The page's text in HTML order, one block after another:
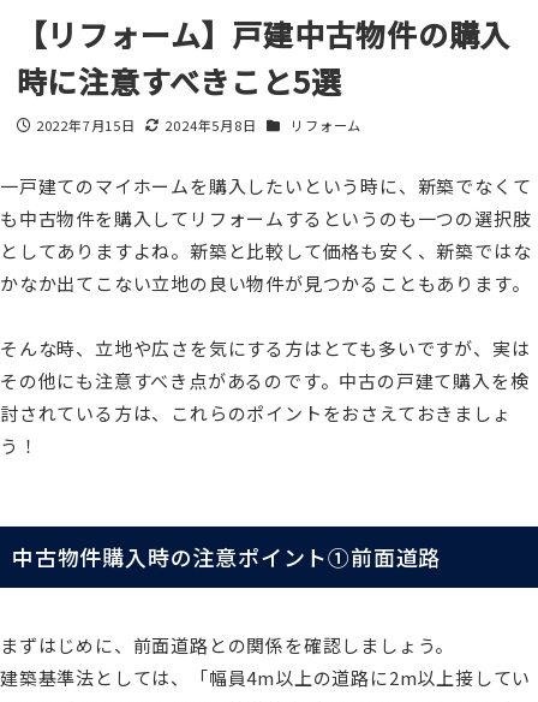
【リフォーム】戸建中古物件の購入
時に注意すべきこと5選
投稿日
2022年7月15日
更新日
2024年5月8日 カテゴリー
リフォーム
一戸建てのマイホームを購入したいという時に、新築でなくて
も中古物件を購入してリフォームするというのも一つの選択肢
としてありますよね。新築と比較して価格も安く、新築ではな
かなか出てこない立地の良い物件が見つかることもあります。
そんな時、立地や広さを気にする方はとても多いですが、実は
その他にも注意すべき点があるのです。中古の戸建て購入を検
討されている方は、これらのポイントをおさえておきましょ
う！
中古物件購入時の注意ポイント➀前面道路
まずはじめに、前面道路との関係を確認しましょう。
建築基準法としては、「幅員4m以上の道路に2m以上接してい